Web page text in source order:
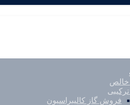
خالص
فروش گاز کالیبراسیون